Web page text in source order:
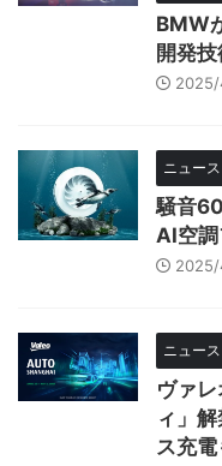
BMW
開発
ニュース
騒音
AI空調
ニュース
ヴァ
ィ」
ス充電